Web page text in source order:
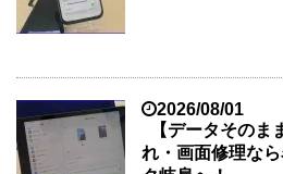
2026/08/01
【データそのま
れ・画面修理な